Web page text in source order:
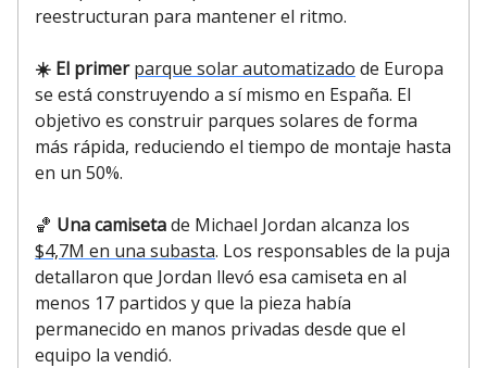
reestructuran para mantener el ritmo.
☀️ El primer parque solar automatizado de Europa
se está construyendo a sí mismo en España. El
objetivo es construir parques solares de forma
más rápida, reduciendo el tiempo de montaje hasta
en un 50%.
🏀 Una camisetade Michael Jordan alcanza los
$4,7M en una subasta. Los responsables de la puja
detallaron que Jordan llevó esa camiseta en al
menos 17 partidos y que la pieza había
permanecido en manos privadas desde que el
equipo la vendió.